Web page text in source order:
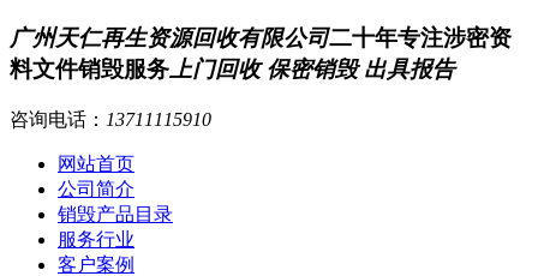
广州天仁再生资源回收有限公司二十年专注涉密资
料文件销毁服务 上门回收 保密销毁 出具报告
咨询电话： 13711115910
网站首页
公司简介
销毁产品目录
服务行业
客户案例